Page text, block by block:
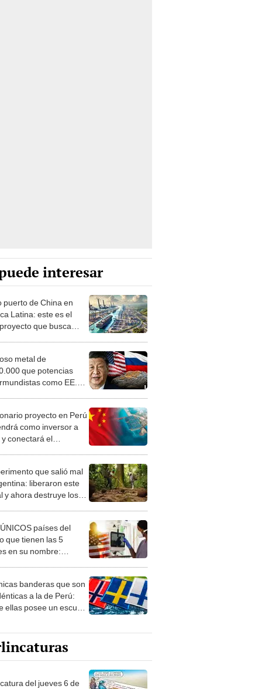
interesar
puerto de China en
Latina: este es el
que busca
metal de
que potencias
como EE.
proyecto en Perú
como inversor a
y conectará el
que salió mal
liberaron este
y ahora destruye los
países del
que tienen las 5
en su nombre:
banderas que son
a la de Perú:
ellas posee un escudo
del jueves 6 de